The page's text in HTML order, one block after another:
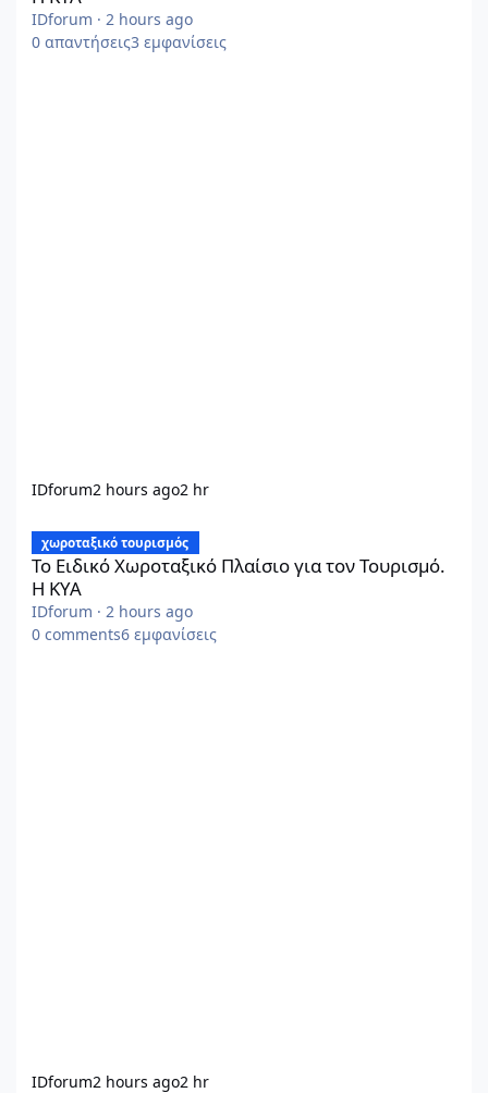
IDforum · 2 hours ago
0 απαντήσεις3 εμφανίσεις
IDforum2 hours ago2 hr
χωροταξικό τουρισμός
Το Ειδικό Χωροταξικό Πλαίσιο για τον Τουρισμό.
Η ΚΥΑ
IDforum · 2 hours ago
0 comments6 εμφανίσεις
IDforum2 hours ago2 hr